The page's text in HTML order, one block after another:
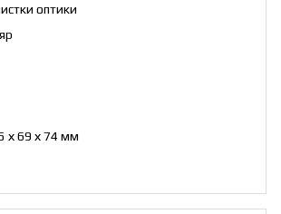
оптики
х 69 х 74 мм